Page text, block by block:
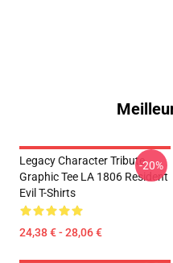
Legacy Character Tribute
Graphic Tee LA 1806 Resident
Evil T-Shirts
24,38 € - 28,06 €
-20%